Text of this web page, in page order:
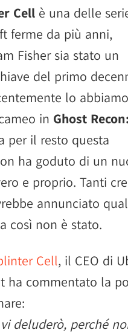
Cell è una delle
ferme da più anni,
Fisher sia stato un
del primo
lo
in Ghost Recon:
per il resto questa
ha goduto di un
e proprio. Tanti
annunciato
così non è stato.
Cell, il CEO di
ha commentato la
deluderò, perché